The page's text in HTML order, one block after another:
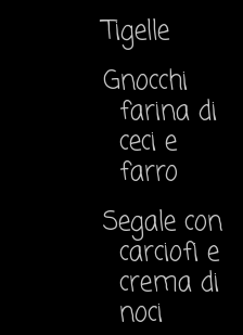
Tigelle
Gnocchi
farina di
ceci e
farro
Segale con
carciofi e
crema di
noci